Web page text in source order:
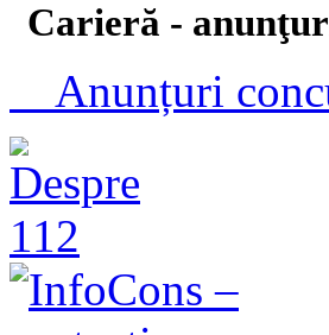
Carieră -
Anunțuri